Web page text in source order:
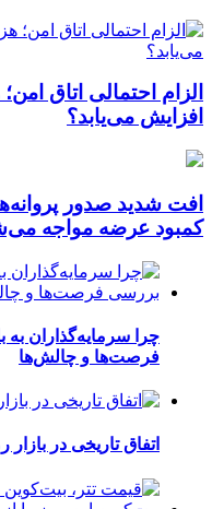
الزام احتمالی اتاق
افزایش می‌یابد؟
افت شدید صدور
کمبود عرضه مواجه
چرا سرمایه‌گذاران به
فرصت‌ها و چالش‌ها
اتفاق تاریخی در